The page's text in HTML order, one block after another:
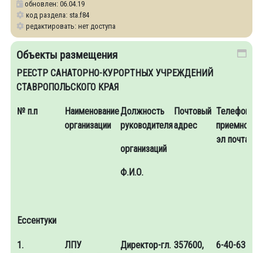
обновлен: 06.04.19
код раздела: sta.f84
редактировать: нет доступа
Объекты размещения
РЕЕСТР САНАТОРНО-КУРОРТНЫХ УЧРЕЖДЕНИЙ
СТАВРОПОЛЬСКОГО КРАЯ
№ п.п
Наименование
организации
Должность
руководителя
организаций
Ф.И.О.
Почтовый
адрес
Телефон
приемной/
эл почта
Ессентуки
1.
ЛПУ
Директор-гл. 357600, 6-40-63